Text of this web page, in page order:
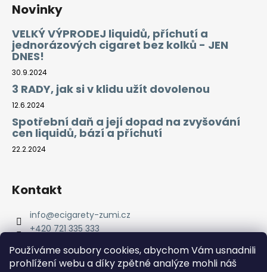
Používáme soubory cookies, abychom Vám usnadnili
prohlížení webu a díky zpětné analýze mohli náš
Novinky
VELKÝ VÝPRODEJ liquidů, příchutí a
jednorázových cigaret bez kolků - JEN
DNES!
30.9.2024
3 RADY, jak si v klidu užít dovolenou
12.6.2024
Spotřební daň a její dopad na zvyšování
cen liquidů, bází a příchutí
22.2.2024
Kontakt
info@ecigarety-zumi.cz
+420 721 335 333